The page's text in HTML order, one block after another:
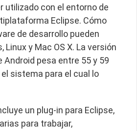
utilizado con el entorno de
Eclipse. Cómo
de desarrollo pueden
Linux y Mac OS X. La versión
Android pesa entre 55 y 59
sistema para el cual lo
un plug-in para Eclipse,
para trabajar,